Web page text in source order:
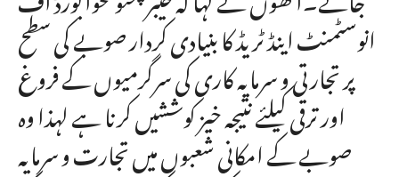
انوسٹمنٹ اینڈ ٹریڈ کا بنیادی کردار صوبے کی سطح
پر تجارتی و سرمایہ کاری کی سرگرمیوں کے فروغ
اور ترقی کیلئے نتیجہ خیز کوششیں کرنا ہے لہذا وہ
صوبے کے امکانی شعبوں میں تجارت و سرمایہ